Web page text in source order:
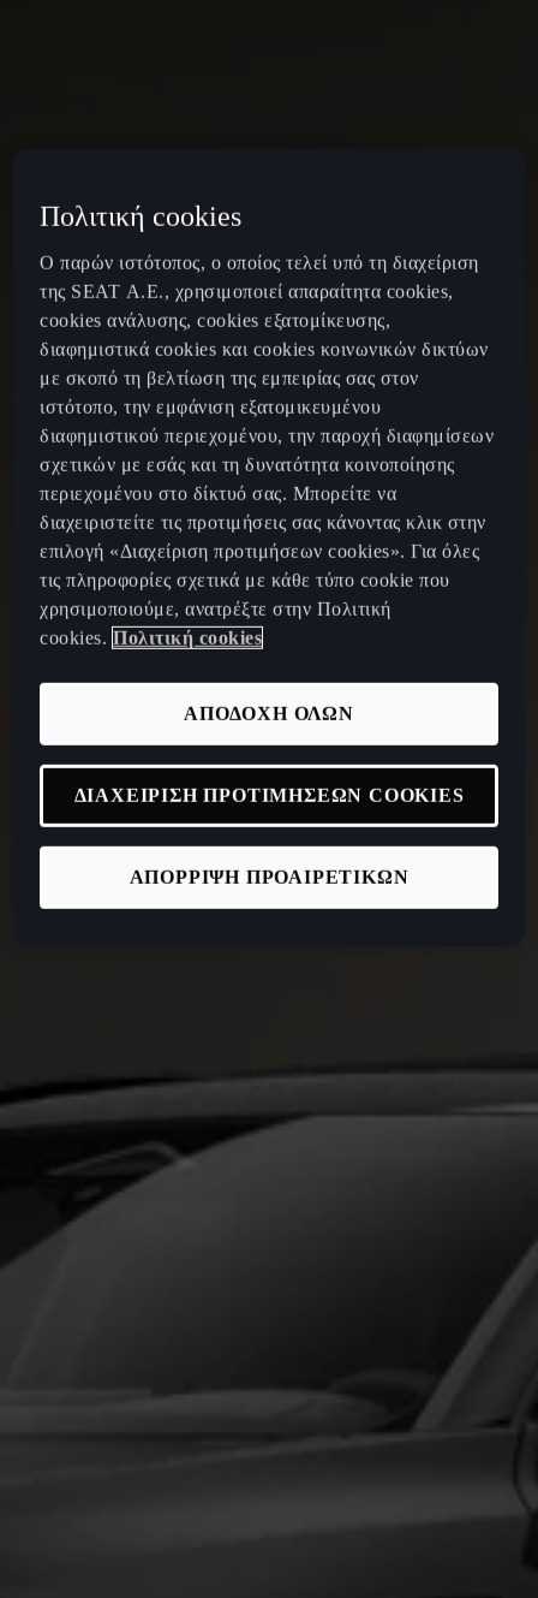
Πολιτική cookies
Ο παρών ιστότοπος, ο οποίος τελεί υπό τη διαχείριση
της SEAT Α.Ε., χρησιμοποιεί απαραίτητα cookies,
cookies ανάλυσης, cookies εξατομίκευσης,
διαφημιστικά cookies και cookies κοινωνικών δικτύων
με σκοπό τη βελτίωση της εμπειρίας σας στον
ιστότοπο, την εμφάνιση εξατομικευμένου
διαφημιστικού περιεχομένου, την παροχή διαφημίσεων
σχετικών με εσάς και τη δυνατότητα κοινοποίησης
περιεχομένου στο δίκτυό σας. Μπορείτε να
διαχειριστείτε τις προτιμήσεις σας κάνοντας κλικ στην
επιλογή «Διαχείριση προτιμήσεων cookies». Για όλες
τις πληροφορίες σχετικά με κάθε τύπο cookie που
χρησιμοποιούμε, ανατρέξτε στην Πολιτική
cookies. Πολιτική cookies
ΑΠΟΡΡΙΨΗ ΠΡΟΑΙΡΕΤΙΚΩΝ
ΑΠΟΔΟΧΗ ΟΛΩΝ
ΔΙΑΧΕΙΡΙΣΗ ΠΡΟΤΙΜΗΣΕΩΝ COOKIES